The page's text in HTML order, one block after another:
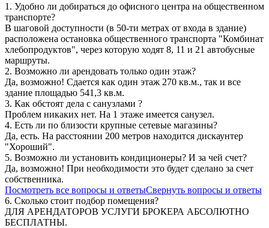
1. Удобно ли добираться до офисного центра на общественном
транспорте?
В шаговой доступности (в 50-ти метрах от входа в здание)
расположена остановка общественного транспорта "Комбинат
хлебопродуктов", через которую ходят 8, 11 и 21 автобусные
маршруты.
2. Возможно ли арендовать только один этаж?
Да, возможно! Сдается как один этаж 270 кв.м., так и все
здание площадью 541,3 кв.м.
3. Как обстоят дела с санузлами ?
Проблем никаких нет. На 1 этаже имеется санузел.
4. Есть ли по близости крупные сетевые магазины?
Да, есть. На расстоянии 200 метров находится дискаунтер
"Хороший".
5. Возможно ли установить кондиционеры? И за чей счет?
Да, возможно! При необходимости это будет сделано за счет
собственника.
Посмотреть все вопросы и ответыСвернуть вопросы и ответы
6. Сколько стоит подбор помещения?
ДЛЯ АРЕНДАТОРОВ УСЛУГИ БРОКЕРА АБСОЛЮТНО
БЕСПЛАТНЫ.